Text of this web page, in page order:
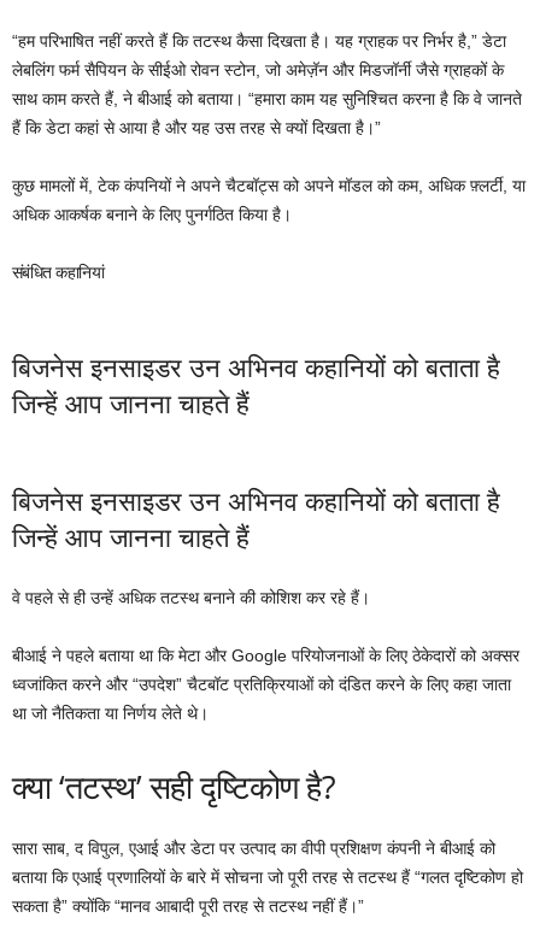
“हम परिभाषित नहीं करते हैं कि तटस्थ कैसा दिखता है। यह ग्राहक पर निर्भर है,” डेटा
लेबलिंग फर्म सैपियन के सीईओ रोवन स्टोन, जो अमेज़ॅन और मिडजॉर्नी जैसे ग्राहकों के
साथ काम करते हैं, ने बीआई को बताया। “हमारा काम यह सुनिश्चित करना है कि वे जानते
हैं कि डेटा कहां से आया है और यह उस तरह से क्यों दिखता है।”
कुछ मामलों में, टेक कंपनियों ने अपने चैटबॉट्स को अपने मॉडल को कम, अधिक फ़्लर्टी, या
अधिक आकर्षक बनाने के लिए पुनर्गठित किया है।
संबंधित कहानियां
बिजनेस इनसाइडर उन अभिनव कहानियों को बताता है
जिन्हें आप जानना चाहते हैं
बिजनेस इनसाइडर उन अभिनव कहानियों को बताता है
जिन्हें आप जानना चाहते हैं
वे पहले से ही उन्हें अधिक तटस्थ बनाने की कोशिश कर रहे हैं।
बीआई ने पहले बताया था कि मेटा और Google परियोजनाओं के लिए ठेकेदारों को अक्सर
ध्वजांकित करने और “उपदेश” चैटबॉट प्रतिक्रियाओं को दंडित करने के लिए कहा जाता
था जो नैतिकता या निर्णय लेते थे।
क्या ‘तटस्थ’ सही दृष्टिकोण है?
सारा साब, द विपुल, एआई और डेटा पर उत्पाद का वीपी प्रशिक्षण कंपनी ने बीआई को
बताया कि एआई प्रणालियों के बारे में सोचना जो पूरी तरह से तटस्थ हैं “गलत दृष्टिकोण हो
सकता है” क्योंकि “मानव आबादी पूरी तरह से तटस्थ नहीं हैं।”